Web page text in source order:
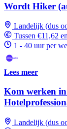
Wordt Hiker
Landelijk (dus
Tussen €11,62
1 - 40 uur per
Lees meer
Kom werken
Landelijk (dus